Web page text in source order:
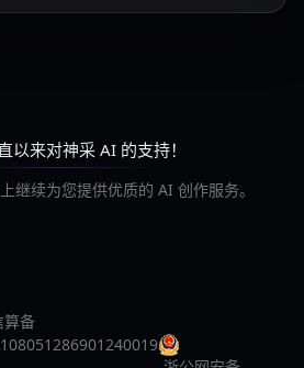
以来对神采 AI 的支持！
继续为您提供优质的 AI 创作服务。
算备